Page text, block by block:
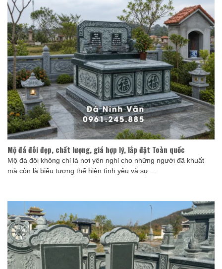
Mộ đá đôi đẹp, chất lượng, giá hợp lý, lắp đặt Toàn quốc
Mộ đá đôi không chỉ là nơi yên nghỉ cho những người đã khuất
mà còn là biểu tượng thể hiện tình yêu và sự ...